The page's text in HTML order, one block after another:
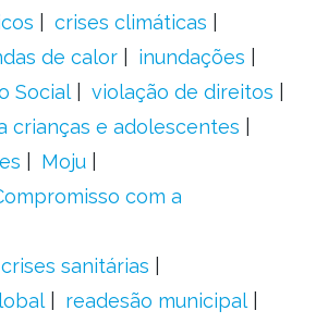
crises climáticas
de calor
inundações
Social
violação de direitos
crianças e adolescentes
Moju
com a
crises sanitárias
readesão municipal